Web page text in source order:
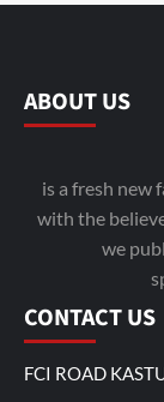
ABOUT US
is a fresh new
with the
we
CONTACT US
FCI ROAD